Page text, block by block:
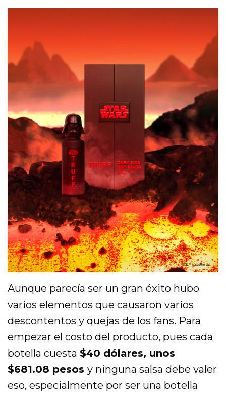
Aunque parecía ser un gran éxito hubo
varios elementos que causaron varios
descontentos y quejas de los fans. Para
empezar el costo del producto, pues cada
botella cuesta$40 dólares, unos
$681.08 pesosy ninguna salsa debe valer
eso, especialmente por ser una botella